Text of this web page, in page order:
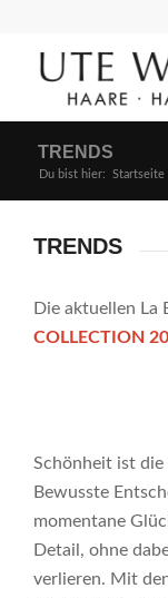
TRENDS
Du bist hier: Startseite
TRENDS
Die aktuellen La
COLLECTION
Schönheit ist die
Bewusste
momentane
Detail, ohne
verlieren. Mit